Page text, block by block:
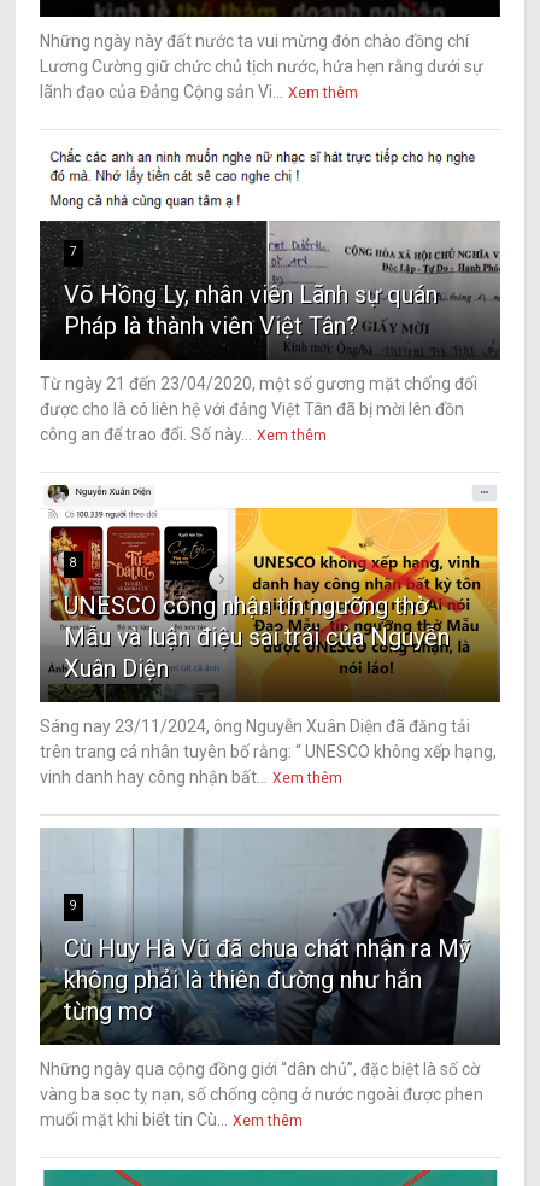
Những ngày này đất nước ta vui mừng đón chào đồng chí
Lương Cường giữ chức chủ tịch nước, hứa hẹn rằng dưới sự
lãnh đạo của Đảng Cộng sản Vi...
Xem thêm
7
Võ Hồng Ly, nhân viên Lãnh sự quán
Pháp là thành viên Việt Tân?
Từ ngày 21 đến 23/04/2020, một số gương mặt chống đối
được cho là có liên hệ với đảng Việt Tân đã bị mời lên đồn
công an để trao đổi. Số này...
Xem thêm
8
UNESCO công nhận tín ngưỡng thờ
Mẫu và luận điệu sai trái của Nguyễn
Xuân Diện
Sáng nay 23/11/2024, ông Nguyễn Xuân Diện đã đăng tải
trên trang cá nhân tuyên bố rằng: “ UNESCO không xếp hạng,
vinh danh hay công nhận bất...
Xem thêm
9
Cù Huy Hà Vũ đã chua chát nhận ra Mỹ
không phải là thiên đường như hắn
từng mơ
Những ngày qua cộng đồng giới “dân chủ”, đặc biệt là số cờ
vàng ba sọc tỵ nạn, số chống cộng ở nước ngoài được phen
muối mặt khi biết tin Cù...
Xem thêm